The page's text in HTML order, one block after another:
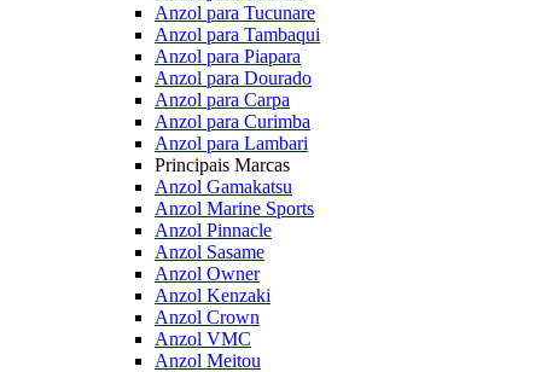
Anzol para Tucunare
Anzol para Tambaqui
Anzol para Piapara
Anzol para Dourado
Anzol para Carpa
Anzol para Curimba
Anzol para Lambari
Principais Marcas
Anzol Gamakatsu
Anzol Marine Sports
Anzol Pinnacle
Anzol Sasame
Anzol Owner
Anzol Kenzaki
Anzol Crown
Anzol VMC
Anzol Meitou